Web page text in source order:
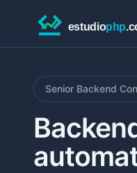
Senior Backend